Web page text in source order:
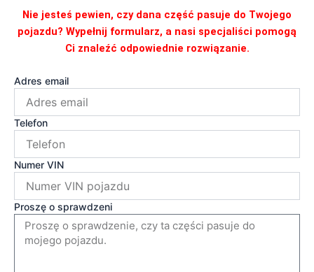
Nie jesteś pewien, czy dana część pasuje do Twojego
pojazdu? Wypełnij formularz, a nasi specjaliści pomogą
Ci znaleźć odpowiednie rozwiązanie.
Adres email
Telefon
Numer VIN
Proszę o sprawdzeni